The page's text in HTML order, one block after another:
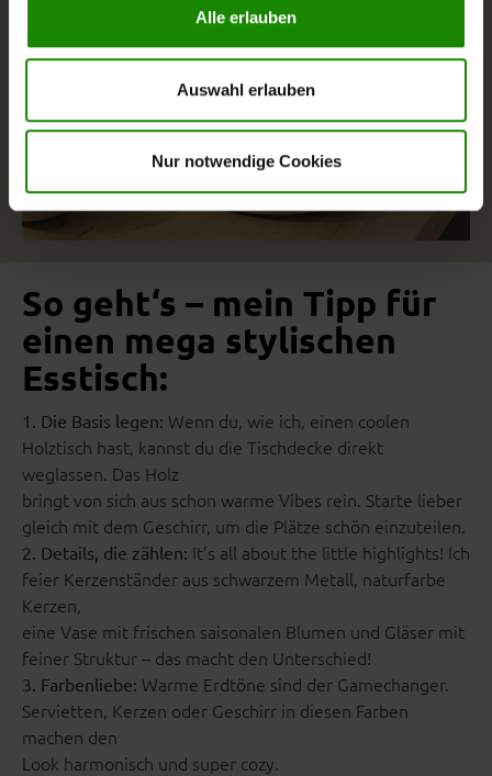
Auswahl treffen. Sie können eine erteilte Einwilligung
jederzeit mit Wirkung für die Zukunft widerrufen. Für
weitere Informationen lesen Sie bitte unsere
hier.
Alle erlauben
Auswahl erlauben
Nur notwendige Cookies
So geht‘s – mein Tipp für
einen mega stylischen
Esstisch:
1. Die Basis legen: Wenn du, wie ich, einen coolen
Holztisch hast, kannst du die Tischdecke direkt
weglassen. Das Holz
bringt von sich aus schon warme Vibes rein. Starte lieber
gleich mit dem Geschirr, um die Plätze schön einzuteilen.
2. Details, die zählen: It’s all about the little highlights! Ich
feier Kerzenständer aus schwarzem Metall, naturfarbe
Kerzen,
eine Vase mit frischen saisonalen Blumen und Gläser mit
feiner Struktur – das macht den Unterschied!
3. Farbenliebe: Warme Erdtöne sind der Gamechanger.
Servietten, Kerzen oder Geschirr in diesen Farben
machen den
Look harmonisch und super cozy.